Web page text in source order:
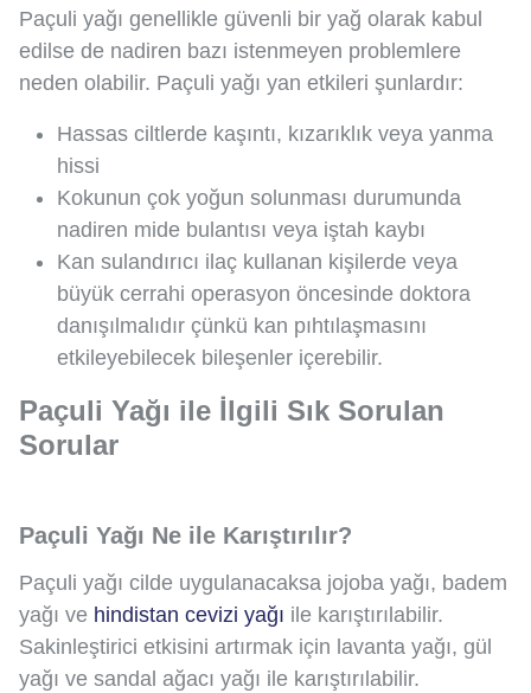
Paçuli yağı genellikle güvenli bir yağ olarak kabul
edilse de nadiren bazı istenmeyen problemlere
neden olabilir. Paçuli yağı yan etkileri şunlardır:
Hassas ciltlerde kaşıntı, kızarıklık veya yanma
hissi
Kokunun çok yoğun solunması durumunda
nadiren mide bulantısı veya iştah kaybı
Kan sulandırıcı ilaç kullanan kişilerde veya
büyük cerrahi operasyon öncesinde doktora
danışılmalıdır çünkü kan pıhtılaşmasını
etkileyebilecek bileşenler içerebilir.
Paçuli Yağı ile İlgili Sık Sorulan
Sorular
Paçuli Yağı Ne ile Karıştırılır?
Paçuli yağı cilde uygulanacaksa jojoba yağı, badem
yağı ve hindistan cevizi yağı ile karıştırılabilir.
Sakinleştirici etkisini artırmak için lavanta yağı, gül
yağı ve sandal ağacı yağı ile karıştırılabilir.